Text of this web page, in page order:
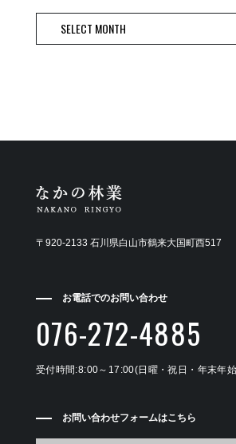
〒920-2133 石川県白山市鶴来大国町西517
お電話でのお問い合わせ
076-272-4885
受付時間:8:00～17:00(日曜・祝日・年末年
お問い合わせフォームはこちら